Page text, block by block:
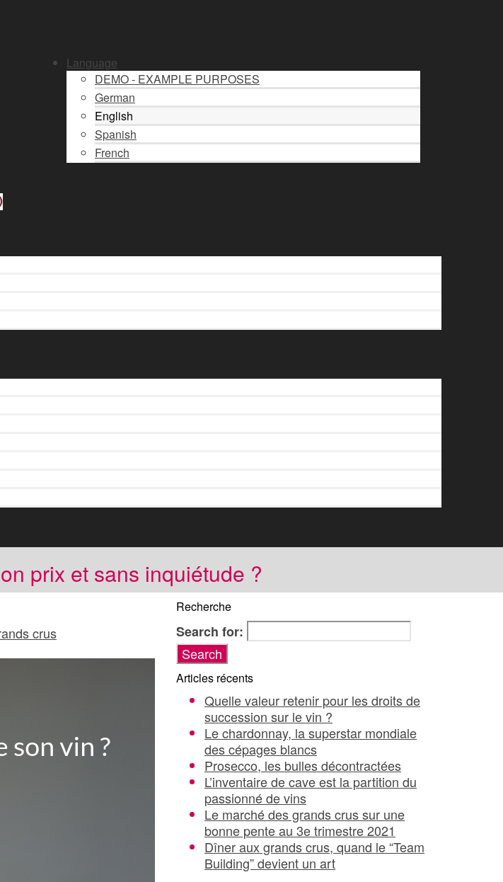
Language
DEMO - EXAMPLE PURPOSES
German
English
Spanish
French
prix et sans inquiétude ?
crus
Recherche
Search for:
Articles récents
Quelle valeur retenir pour les droits de
succession sur le vin ?
Le chardonnay, la superstar mondiale
des cépages blancs
Prosecco, les bulles décontractées
L’inventaire de cave est la partition du
passionné de vins
Le marché des grands crus sur une
bonne pente au 3e trimestre 2021
Dîner aux grands crus, quand le “Team
Building” devient un art